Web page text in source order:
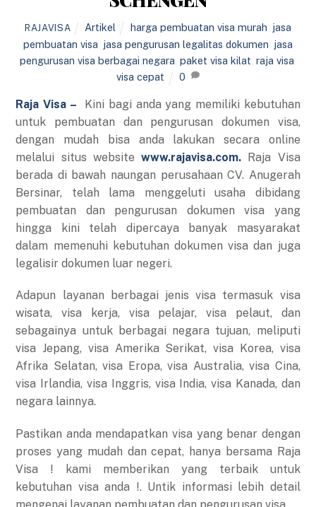
RAJAVISA Artikel harga pembuatan visa murah jasa
pembuatan visa jasa pengurusan legalitas dokumen jasa
pengurusan visa berbagai negara paket visa kilat raja visa
visa cepat
0
Raja Visa –
Kini bagi anda yang memiliki kebutuhan
untuk pembuatan dan pengurusan dokumen visa,
dengan mudah bisa anda lakukan secara online
melalui situs websitewww.rajavisa.com. Raja Visa
berada di bawah naungan perusahaan CV. Anugerah
Bersinar, telah lama menggeluti usaha dibidang
pembuatan dan pengurusan dokumen visa yang
hingga kini telah dipercaya banyak masyarakat
dalam memenuhi kebutuhan dokumen visa dan juga
legalisir dokumen luar negeri.
Adapun layanan berbagai jenis visa termasuk visa
wisata, visa kerja, visa pelajar, visa pelaut, dan
sebagainya untuk berbagai negara tujuan, meliputi
visa Jepang, visa Amerika Serikat, visa Korea, visa
Afrika Selatan, visa Eropa, visa Australia, visa Cina,
visa Irlandia, visa Inggris, visa India, visa Kanada, dan
negara lainnya.
Pastikan anda mendapatkan visa yang benar dengan
proses yang mudah dan cepat, hanya bersama Raja
Visa ! kami memberikan yang terbaik untuk
kebutuhan visa anda !. Untik informasi lebih detail